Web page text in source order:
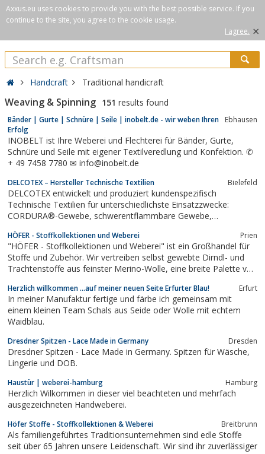
Axxus.eu uses cookies to provide you with the best possible service. If you
continue to the site, you agree to the cookie usage.
I agree. ×
Handcraft Traditional handicraft
Weaving & Spinning 151 results found
Bänder | Gurte | Schnüre | Seile | inobelt.de - wir weben Ihren
Erfolg
Ebhausen
INOBELT ist Ihre Weberei und Flechterei für Bänder, Gurte,
Schnüre und Seile mit eigener Textilveredlung und Konfektion. ✆
+ 49 7458 7780 ✉ info@inobelt.de
DELCOTEX – Hersteller Technische Textilien Bielefeld
DELCOTEX entwickelt und produziert kundenspezifisch
Technische Textilien für unterschiedlichste Einsatzzwecke:
CORDURA®-Gewebe, schwerentflammbare Gewebe,
Trägergewebe (Roh- und Fertiggewebe), Prozessgewebe,
Gittergewebe, Gittergelege und thermoplastische Prepregs.
HÖFER - Stoffkollektionen und Weberei Prien
"HÖFER - Stoffkollektionen und Weberei" ist ein Großhandel für
Stoffe und Zubehör. Wir vertreiben selbst gewebte Dirndl- und
Trachtenstoffe aus feinster Merino-Wolle, eine breite Palette von
Schneiderzubehör. Für Österreich Exklusivvertretung von Ungaro
und...
Herzlich willkommen ...auf meiner neuen Seite Erfurter Blau! Erfurt
In meiner Manufaktur fertige und färbe ich gemeinsam mit
einem kleinen Team Schals aus Seide oder Wolle mit echtem
Waidblau.
Dresdner Spitzen - Lace Made in Germany Dresden
Dresdner Spitzen - Lace Made in Germany. Spitzen für Wäsche,
Lingerie und DOB.
Haustür | weberei-hamburg Hamburg
Herzlich Wilkommen in dieser viel beachteten und mehrfach
ausgezeichneten Handweberei.
Höfer Stoffe - Stoffkollektionen & Weberei Breitbrunn
Als familiengeführtes Traditionsunternehmen sind edle Stoffe
seit über 65 Jahren unsere Leidenschaft. Wir sind ihr zuverlässiger